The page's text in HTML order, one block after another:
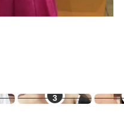
素人エロ配信 熟